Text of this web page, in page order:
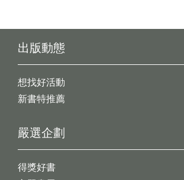
出版動態
想找好活動
新書特推薦
嚴選企劃
得獎好書